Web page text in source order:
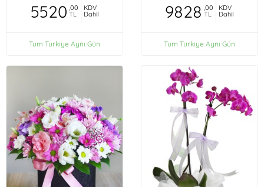
5520 ,00
TL
KDV
Dahil
Tüm Türkiye Aynı Gün
9828 ,00
TL
KDV
Dahil
Tüm Türkiye Aynı Gün